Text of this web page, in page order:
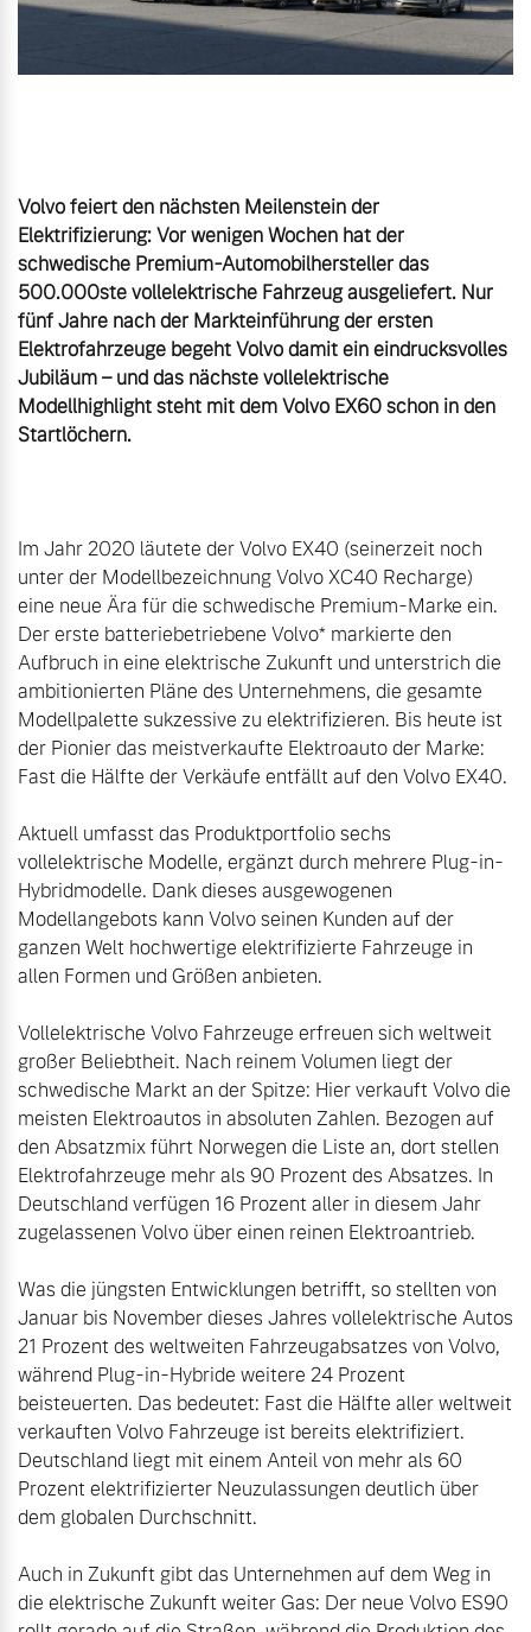
Aktuelle Serviceangebote
Volvo feiert den nächsten Meilenstein der
Elektrifizierung: Vor wenigen Wochen hat der
schwedische Premium-Automobilhersteller das
500.000ste vollelektrische Fahrzeug ausgeliefert. Nur
fünf Jahre nach der Markteinführung der ersten
Elektrofahrzeuge begeht Volvo damit ein eindrucksvolles
Jubiläum – und das nächste vollelektrische
Modellhighlight steht mit dem Volvo EX60 schon in den
Im Jahr 2020 läutete der Volvo EX40 (seinerzeit noch
unter der Modellbezeichnung Volvo XC40 Recharge)
eine neue Ära für die schwedische Premium-Marke ein.
Der erste batteriebetriebene Volvo* markierte den
Aufbruch in eine elektrische Zukunft und unterstrich die
ambitionierten Pläne des Unternehmens, die gesamte
Modellpalette sukzessive zu elektrifizieren. Bis heute ist
der Pionier das meistverkaufte Elektroauto der Marke:
Fast die Hälfte der Verkäufe entfällt auf den Volvo EX40.
Aktuell umfasst das Produktportfolio sechs
vollelektrische Modelle, ergänzt durch mehrere Plug-in-
Hybridmodelle. Dank dieses ausgewogenen
Modellangebots kann Volvo seinen Kunden auf der
ganzen Welt hochwertige elektrifizierte Fahrzeuge in
allen Formen und Größen anbieten.
Vollelektrische Volvo Fahrzeuge erfreuen sich weltweit
großer Beliebtheit. Nach reinem Volumen liegt der
schwedische Markt an der Spitze: Hier verkauft Volvo die
meisten Elektroautos in absoluten Zahlen. Bezogen auf
den Absatzmix führt Norwegen die Liste an, dort stellen
Elektrofahrzeuge mehr als 90 Prozent des Absatzes. In
Deutschland verfügen 16 Prozent aller in diesem Jahr
zugelassenen Volvo über einen reinen Elektroantrieb.
Was die jüngsten Entwicklungen betrifft, so stellten von
Januar bis November dieses Jahres vollelektrische Autos
21 Prozent des weltweiten Fahrzeugabsatzes von Volvo,
während Plug-in-Hybride weitere 24 Prozent
beisteuerten. Das bedeutet: Fast die Hälfte aller weltweit
verkauften Volvo Fahrzeuge ist bereits elektrifiziert.
Deutschland liegt mit einem Anteil von mehr als 60
Prozent elektrifizierter Neuzulassungen deutlich über
dem globalen Durchschnitt.
Auch in Zukunft gibt das Unternehmen auf dem Weg in
die elektrische Zukunft weiter Gas: Der neue Volvo ES90